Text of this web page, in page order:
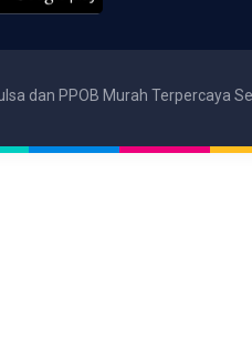
dan PPOB Murah Terpercaya